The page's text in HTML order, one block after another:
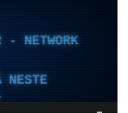
- NETWORK
NESTE